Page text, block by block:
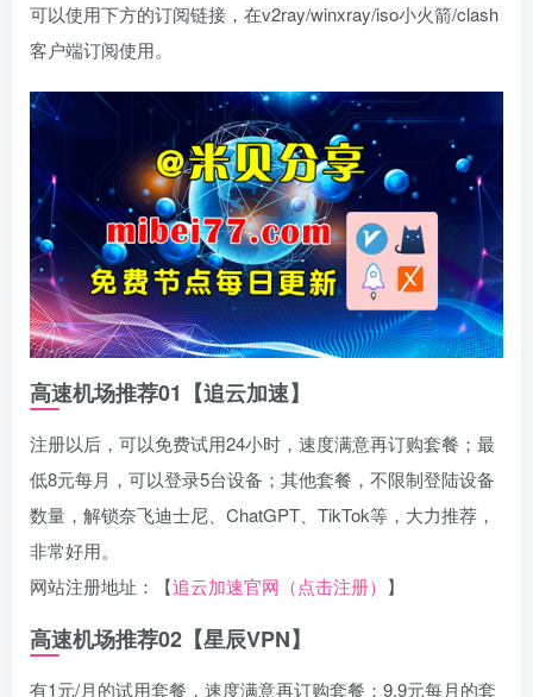
可以使用下方的订阅链接，在v2ray/winxray/iso小火箭/clash
客户端订阅使用。
高速机场推荐01【追云加速】
注册以后，可以免费试用24小时，速度满意再订购套餐；最
低8元每月，可以登录5台设备；其他套餐，不限制登陆设备
数量，解锁奈飞迪士尼、ChatGPT、TikTok等，大力推荐，
非常好用。
网站注册地址：【追云加速官网（点击注册） 】
高速机场推荐02【星辰VPN】
有1元/月的试用套餐，速度满意再订购套餐；9.9元每月的套